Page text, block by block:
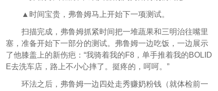
▲时间宝贵，弗鲁姆马上开始下一项测试。
扫描完成，弗鲁姆抓紧时间把一堆蔬果和三明治往嘴里
塞，准备开始下一部分的测试。弗鲁姆一边吃饭，一边展示
了他膝盖上的新伤疤：“我骑着我的F8，单手推着我的BOLID
E去洗车店，路上不小心摔了。挺疼的，呵呵。”
环法之后，弗鲁姆一边四处走秀赚奶粉钱（就体检前一